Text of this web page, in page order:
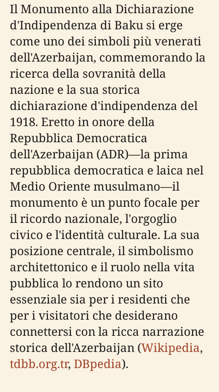
Il Monumento alla Dichiarazione
d'Indipendenza di Baku si erge
come uno dei simboli più venerati
dell'Azerbaijan, commemorando la
ricerca della sovranità della
nazione e la sua storica
dichiarazione d'indipendenza del
1918. Eretto in onore della
Repubblica Democratica
dell'Azerbaijan (ADR)—la prima
repubblica democratica e laica nel
Medio Oriente musulmano—il
monumento è un punto focale per
il ricordo nazionale, l'orgoglio
civico e l'identità culturale. La sua
posizione centrale, il simbolismo
architettonico e il ruolo nella vita
pubblica lo rendono un sito
essenziale sia per i residenti che
per i visitatori che desiderano
connettersi con la ricca narrazione
storica dell'Azerbaijan (Wikipedia,
tdbb.org.tr, DBpedia).